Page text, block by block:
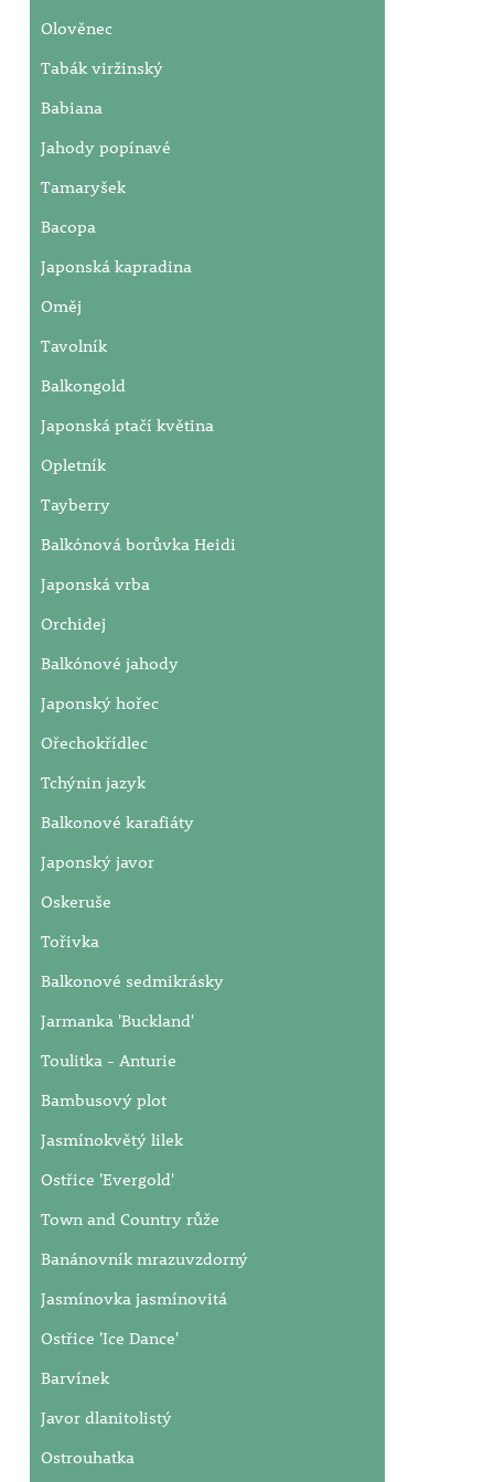
Olověnec
Tabák viržinský
Babiana
Jahody popínavé
Tamaryšek
Bacopa
Japonská kapradina
Oměj
Tavolník
Balkongold
Japonská ptačí květina
Opletník
Tayberry
Balkónová borůvka Heidi
Japonská vrba
Orchidej
Balkónové jahody
Japonský hořec
Ořechokřídlec
Tchýnin jazyk
Balkonové karafiáty
Japonský javor
Oskeruše
Tořivka
Balkonové sedmikrásky
Jarmanka 'Buckland'
Toulitka - Anturie
Bambusový plot
Jasmínokvětý lilek
Ostřice 'Evergold'
Town and Country růže
Banánovník mrazuvzdorný
Jasmínovka jasmínovitá
Ostřice 'Ice Dance'
Barvínek
Javor dlanitolistý
Ostrouhatka